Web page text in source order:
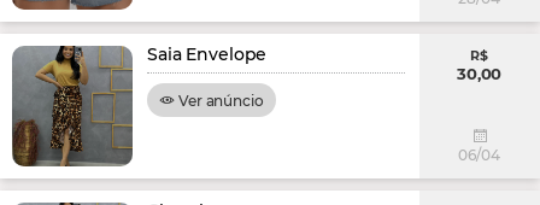
Saia Envelope
Ver anúncio
R$
30,00
06/04